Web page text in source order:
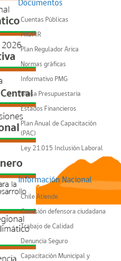
Documentos
Cuentas Públicas
PROPIR
Plan Regulador Arica
Normas gráficas
Informativo PMG
Glosa Presupuestaria
Estados Financieros
Plan Anual de Capacitación
(PAC)
Ley 21.015 Inclusión Laboral
Información Nacional
Chile Atiende
Comisión defensora ciudadana
Trabajo de Calidad
Denuncia Seguro
Capacitación Municipal y